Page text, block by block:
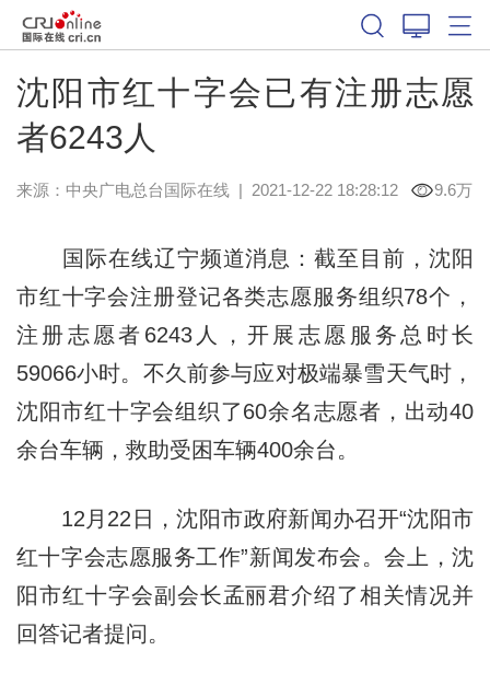
沈阳市红十字会已有注册志愿
者6243人
来源：中央广电总台国际在线| 2021-12-22 18:28:12 9.6万
国际在线辽宁频道消息：截至目前，沈阳
市红十字会注册登记各类志愿服务组织78个，
注册志愿者6243人，开展志愿服务总时长
59066小时。不久前参与应对极端暴雪天气时，
沈阳市红十字会组织了60余名志愿者，出动40
余台车辆，救助受困车辆400余台。
12月22日，沈阳市政府新闻办召开“沈阳市
红十字会志愿服务工作”新闻发布会。会上，沈
阳市红十字会副会长孟丽君介绍了相关情况并
回答记者提问。